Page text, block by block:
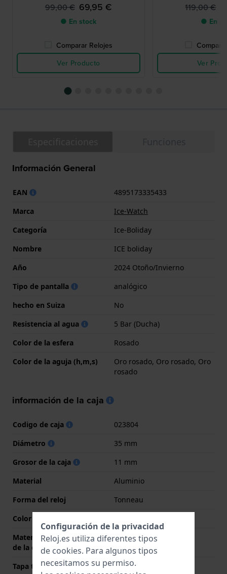
99,00 € 69,95 €
● En stock
Comparar Relojes
Ver Producto
119,00 €
● En
Ver
Información General
EAN
4895173335433
Marca
Ice-Watch
Categoría
Ice-Boliday
Nombre
ICE boliday
Año
2024 Otoño/Invierno
Tipo de pantalla
analógico
hecho en Suiza
No
Resistencia al agua
5 Bar (Ducha)
Color de la esfera
Rosado
Color de la aguja (h,m,s)
Oro rosado, Oro rosado, Oro
rosado
información de la caja
Codigo de caja
023804
Diámetro
35 mm
Grosor de la caja
11 mm
Material
Aluminio
Forma del reloj
Tonneau
Color de la caja
Material de la parte trasera
de la caja
Acero inoxidable
Tapa trasera Cerrado con tornillos
Configuración de la privacidad
Reloj.es utiliza diferentes tipos
de cookies. Para algunos tipos
necesitamos su permiso.